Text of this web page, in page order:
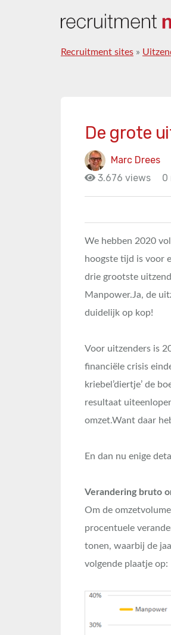
Recruitment sites »
De grote
Marc Drees
3.676 views
0
We hebben 2020
hoogste tijd is voor
drie grootste
Manpower.Ja, de
duidelijk op kop!
Voor uitzenders is
financiële crisis
kriebel’diertje’ de
resultaat
omzet.Want daar
En dan nu enige
Verandering bruto
Om de
procentuele
tonen, waarbij de
volgende plaatje op: